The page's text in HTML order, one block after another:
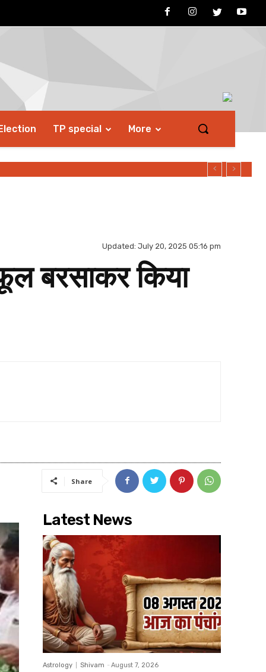
TP special More
Updated: July 20, 2025 05:16 pm
बरसाकर किया
Share
Latest News
Astrology Shivam - August 7, 2026